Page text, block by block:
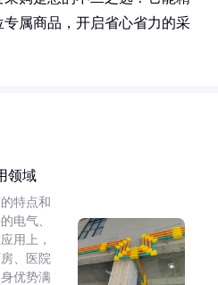
属商品，开启省心省力的采
领域
特点和
电气、
用上，
、医院
优势满